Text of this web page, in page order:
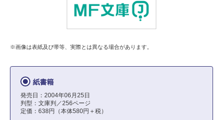
※画像は表紙及び帯等、実際とは異なる場合があります。
紙書籍
発売日：2004年06月25日
判型：文庫判／256ページ
定価：638円（本体580円＋税）